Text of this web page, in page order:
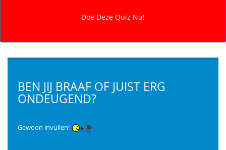
BEN JIJ BRAAF OF JUIST ERG
ONDEUGEND?
Gewoon invullen!